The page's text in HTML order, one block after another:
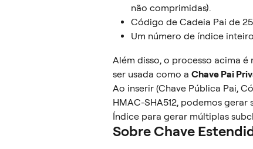
não comprimidas).
Código de Cadeia Pai de
Um número de índice
Além disso, o processo acima é
ser usada como a Chave Pai
Ao inserir (Chave Pública Pai,
HMAC-SHA512, podemos
Índice para gerar múltiplas
Sobre Chave